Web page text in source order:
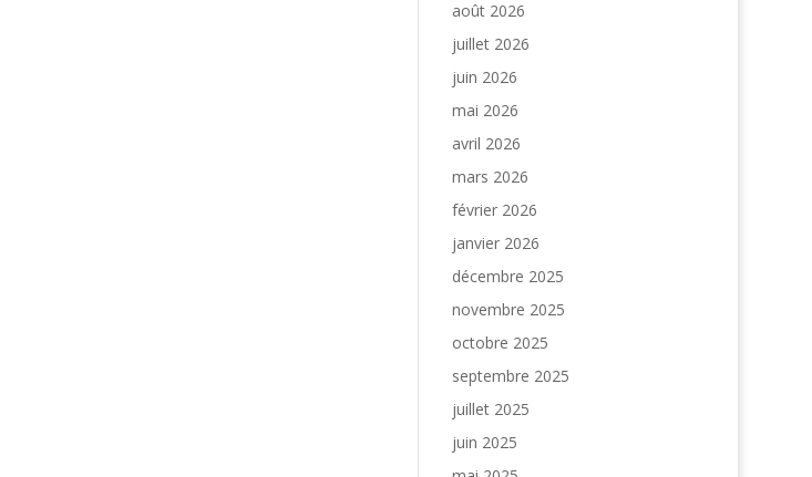
août 2026
juillet 2026
juin 2026
mai 2026
avril 2026
mars 2026
février 2026
janvier 2026
décembre 2025
novembre 2025
octobre 2025
septembre 2025
juillet 2025
juin 2025